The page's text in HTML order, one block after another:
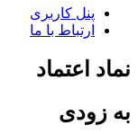
پنل کاربری
ارتباط با ما
نماد اعتماد
به زودی